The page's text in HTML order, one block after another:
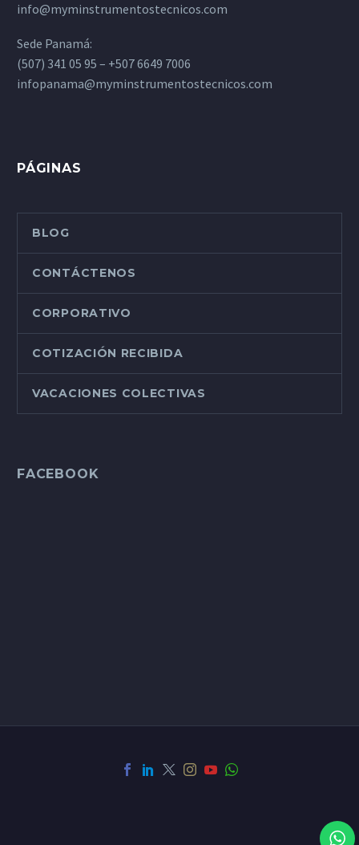
info@myminstrumentostecnicos.com
Sede Panamá:
(507) 341 05 95 – +507 6649 7006
infopanama@myminstrumentostecnicos.com
PÁGINAS
BLOG
CONTÁCTENOS
CORPORATIVO
COTIZACIÓN RECIBIDA
VACACIONES COLECTIVAS
FACEBOOK